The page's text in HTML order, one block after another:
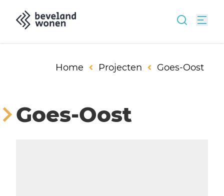
Home Projecten Goes-Oost
Goes-Oost